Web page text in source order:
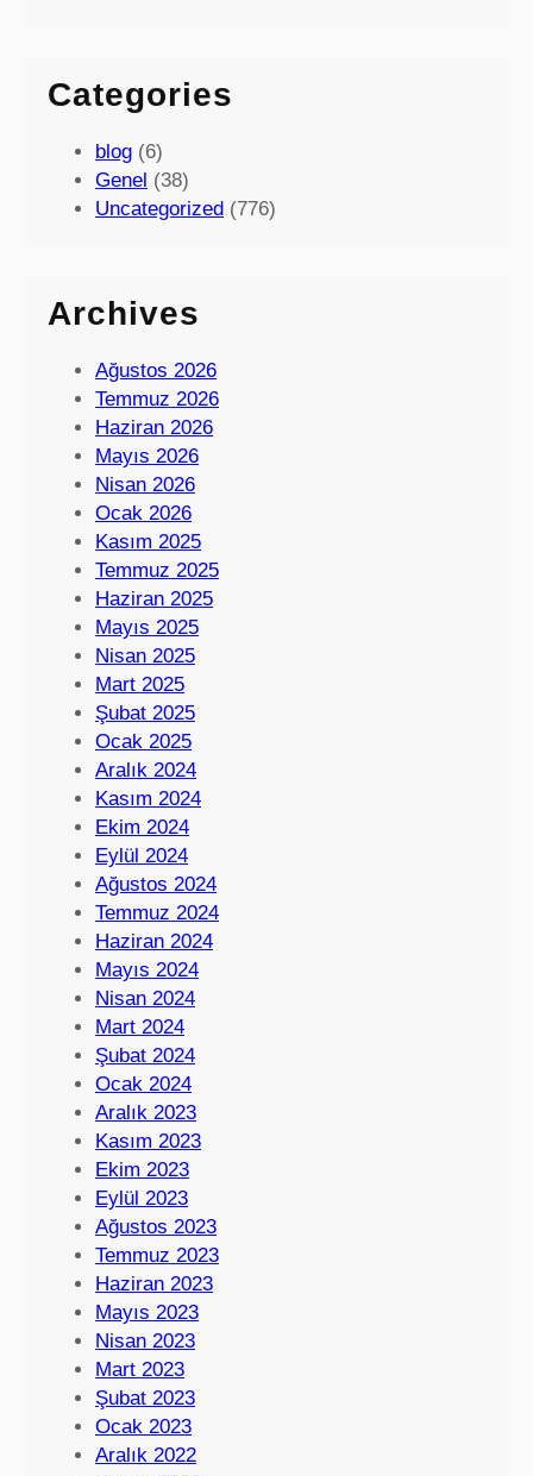
Categories
blog (6)
Genel (38)
Uncategorized (776)
Archives
Ağustos 2026
Temmuz 2026
Haziran 2026
Mayıs 2026
Nisan 2026
Ocak 2026
Kasım 2025
Temmuz 2025
Haziran 2025
Mayıs 2025
Nisan 2025
Mart 2025
Şubat 2025
Ocak 2025
Aralık 2024
Kasım 2024
Ekim 2024
Eylül 2024
Ağustos 2024
Temmuz 2024
Haziran 2024
Mayıs 2024
Nisan 2024
Mart 2024
Şubat 2024
Ocak 2024
Aralık 2023
Kasım 2023
Ekim 2023
Eylül 2023
Ağustos 2023
Temmuz 2023
Haziran 2023
Mayıs 2023
Nisan 2023
Mart 2023
Şubat 2023
Ocak 2023
Aralık 2022